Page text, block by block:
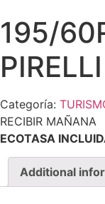
195/
Categoría:
RECIBIR MAÑANA
ECOTASA
Additional